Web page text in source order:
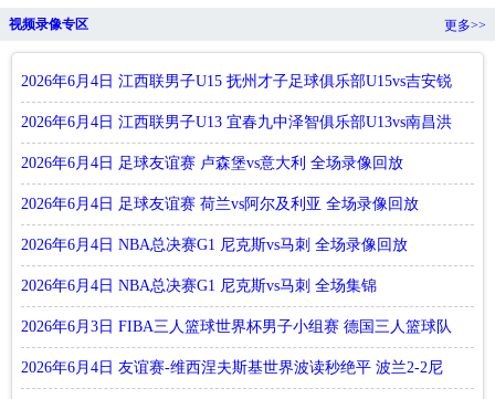
视频录像专区 更多>>
2026年6月4日 江西联男子U15 抚州才子足球俱乐部U15vs吉安锐
酷体
2026年6月4日 江西联男子U13 宜春九中泽智俱乐部U13vs南昌洪
城U1
2026年6月4日 足球友谊赛 卢森堡vs意大利 全场录像回放
2026年6月4日 足球友谊赛 荷兰vs阿尔及利亚 全场录像回放
2026年6月4日 NBA总决赛G1 尼克斯vs马刺 全场录像回放
2026年6月4日 NBA总决赛G1 尼克斯vs马刺 全场集锦
2026年6月3日 FIBA三人篮球世界杯男子小组赛 德国三人篮球队
vs中
2026年6月4日 友谊赛-维西涅夫斯基世界波读秒绝平 波兰2-2尼